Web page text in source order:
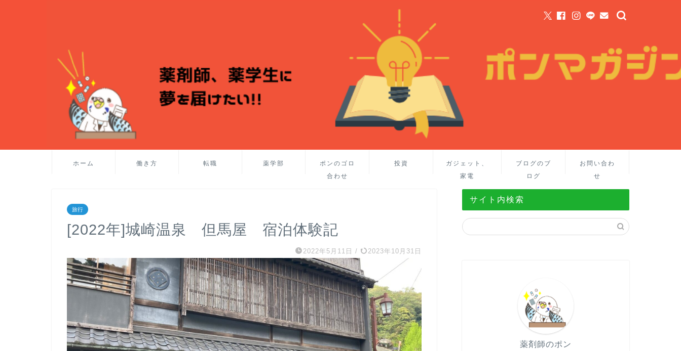
ホーム 働き方 転職 薬学部
ポンのゴロ
合わせ
投資
ガジェット、
家電
ブログのブ
ログ
お問い合わ
せ
旅行
[2022年]城崎温泉 但馬屋 宿泊体験記
2022年5月11日 / 2023年10月31日
サイト内検索
薬剤師のポン